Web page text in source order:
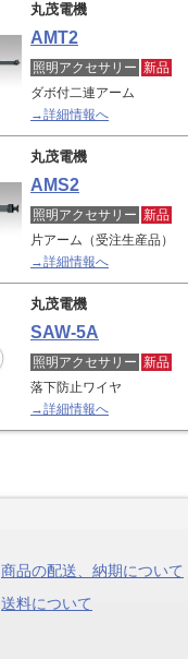
丸茂電機
AMT2
照明アクセサリー 新品
ダボ付二連アーム
→詳細情報へ
丸茂電機
AMS2
照明アクセサリー 新品
片アーム（受注生産品）
→詳細情報へ
丸茂電機
SAW-5A
照明アクセサリー 新品
落下防止ワイヤ
→詳細情報へ
商品の配送、納期について
送料について